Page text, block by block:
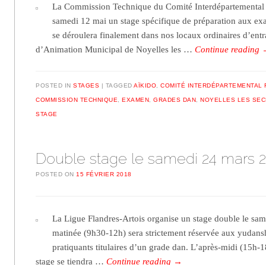
La Commission Technique du Comité
samedi 12 mai un stage spécifique de préparation aux
se déroulera finalement dans nos locaux ordinaires
d’Animation Municipal de Noyelles les …Continue reading
POSTED INSTAGES TAGGEDAÏKIDO ,COMITÉ INTERDÉPARTEMENTAL
COMMISSION TECHNIQUE ,EXAMEN ,GRADES DAN ,NOYELLES LES
STAGE
Double stage le samedi 24 mars
POSTED ON15 FÉVRIER 2018
La Ligue Flandres-Artois organise un stage double le
matinée (9h30-12h) sera strictement réservée aux
pratiquants titulaires d’un grade dan. L’après-midi (15h-
stage se tiendra …Continue reading →